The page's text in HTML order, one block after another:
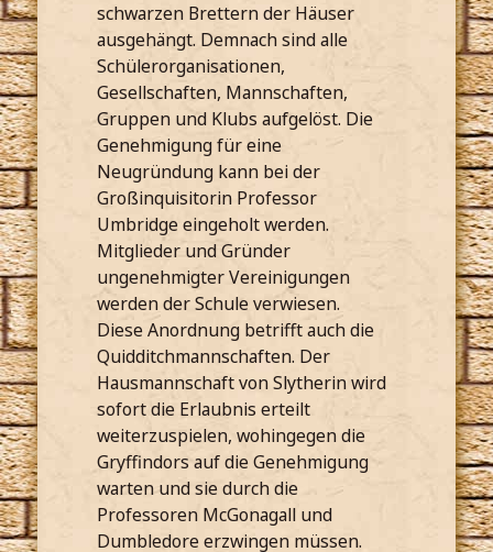
schwarzen Brettern der Häuser
ausgehängt. Demnach sind alle
Schülerorganisationen,
Gesellschaften, Mannschaften,
Gruppen und Klubs aufgelöst. Die
Genehmigung für eine
Neugründung kann bei der
Großinquisitorin Professor
Umbridge eingeholt werden.
Mitglieder und Gründer
ungenehmigter Vereinigungen
werden der Schule verwiesen.
Diese Anordnung betrifft auch die
Quidditchmannschaften. Der
Hausmannschaft von Slytherin wird
sofort die Erlaubnis erteilt
weiterzuspielen, wohingegen die
Gryffindors auf die Genehmigung
warten und sie durch die
Professoren McGonagall und
Dumbledore erzwingen müssen.